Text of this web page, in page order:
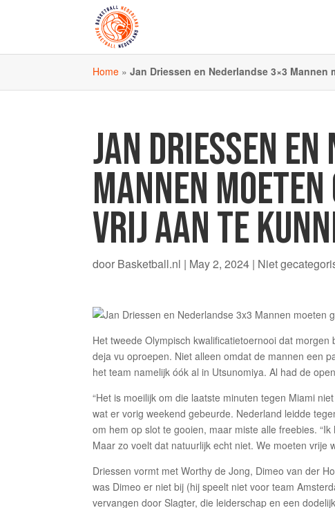
Home »Jan Driessen en Nederlandse 3×3
JAN DRIESSEN
MANNEN MOETEN
VRIJ AAN TE
door Basketball.nl | May 2, 2024 | Niet
Het tweede Olympisch kwalificatietoernooi dat
deja vu oproepen. Niet alleen omdat de mannen een
het team namelijk óók al in Utsunomiya. Al had de
“Het is moeilijk om die laatste minuten tegen Miami
wat er vorig weekend gebeurde. Nederland leidde
om hem op slot te gooien, maar miste alle freebies.
Maar zo voelt dat natuurlijk echt niet. We moeten vrije
Driessen vormt met Worthy de Jong, Dimeo van der
was Dimeo er niet bij (hij speelt niet voor team
vervangen door Slagter, die leiderschap en een